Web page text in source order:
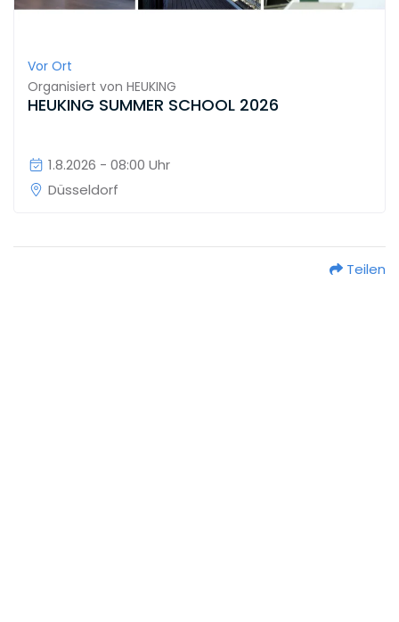
Vor Ort
Organisiert von HEUKING
HEUKING SUMMER SCHOOL 2026
1.8.2026 - 08:00 Uhr
Düsseldorf
Teilen